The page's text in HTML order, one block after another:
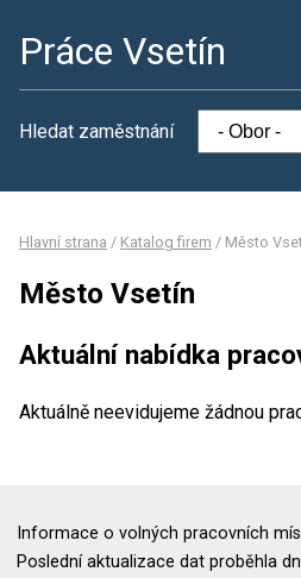
Práce Vsetín
Hledat zaměstnání
Hlavní strana / Katalog firem / Město
Město Vsetín
Aktuální nabídka
Aktuálně neevidujeme žádnou
Informace o volných pracovních
Poslední aktualizace dat proběhla